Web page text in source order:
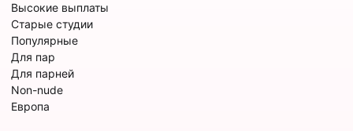
Высокие выплаты
Старые студии
Популярные
Для пар
Для парней
Non-nude
Европа